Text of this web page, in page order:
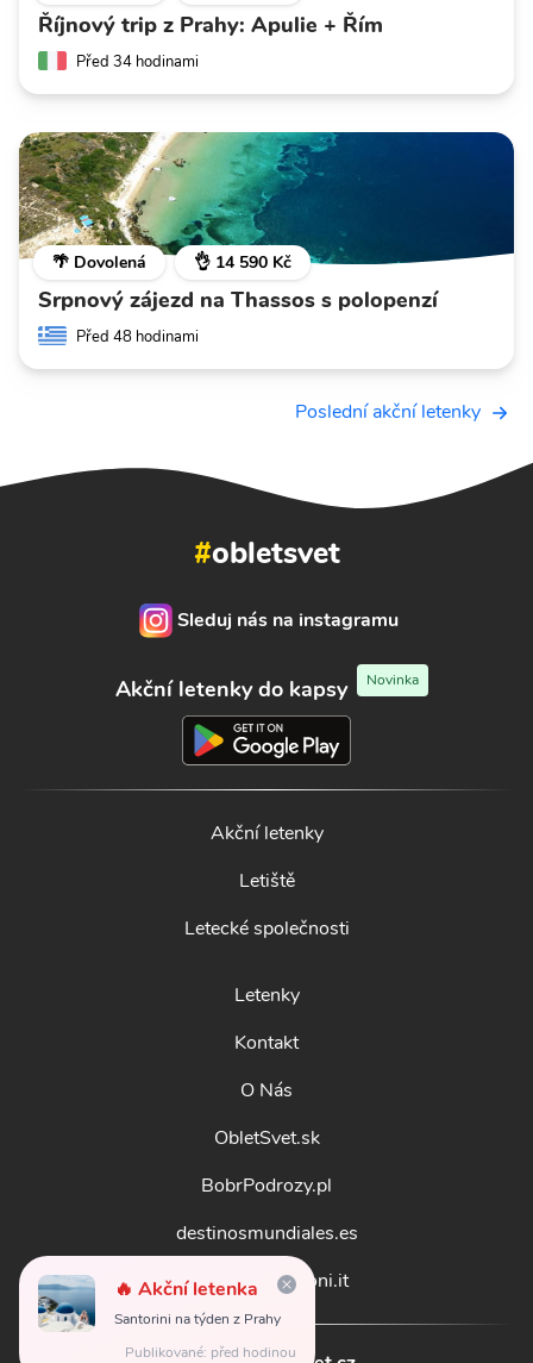
Říjnový trip z Prahy: Apulie + Řím
Před 34 hodinami
🌴 Dovolená 👌 14 590 Kč
Srpnový zájezd na Thassos s polopenzí
Před 48 hodinami
Poslední akční letenky
🔥 Akční letenka
Santorini na týden z Prahy
Publikované: před hodinou
#obletsvet
Sleduj nás na instagramu
Akční letenky do kapsy Novinka
Akční letenky
Letiště
Letecké společnosti
Letenky
Kontakt
O Nás
ObletSvet.sk
BobrPodrozy.pl
destinosmundiales.es
guidadestinazioni.it